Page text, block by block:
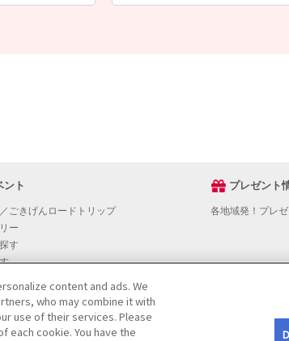
ント
ごきげんロードトリップ
ー
す
作マニュアル
プレゼント
各地域発！プレ
content and ads. We
who may combine it with
use of their services. Please
each cookie. You have the